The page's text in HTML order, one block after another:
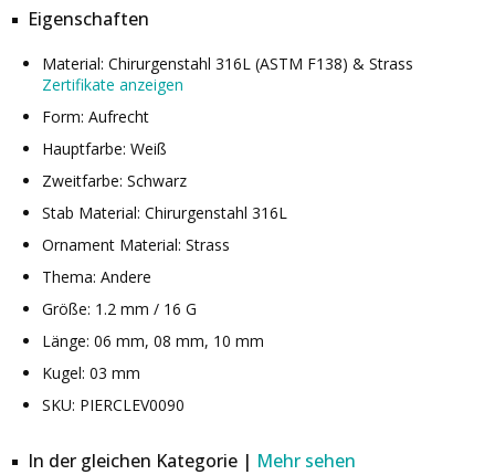
Eigenschaften
Material: Chirurgenstahl 316L (ASTM F138) & Strass
Zertifikate anzeigen
Form: Aufrecht
Hauptfarbe: Weiß
Zweitfarbe: Schwarz
Stab Material: Chirurgenstahl 316L
Ornament Material: Strass
Thema: Andere
Größe: 1.2 mm / 16 G
Länge: 06 mm, 08 mm, 10 mm
Kugel: 03 mm
SKU: PIERCLEV0090
In der gleichen Kategorie | Mehr sehen